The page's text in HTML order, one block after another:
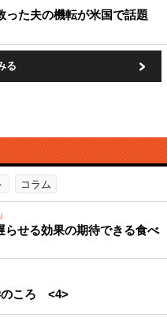
った夫の機転が米国で話題
る
コラム
らせる効果の期待できる食べ
のころ <4>